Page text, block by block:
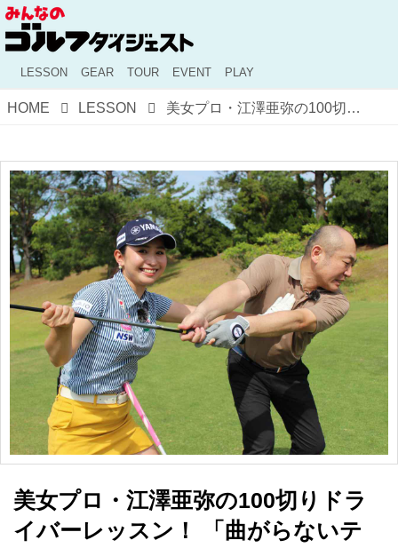
LESSON GEAR TOUR EVENT PLAY
HOME LESSON 美女プロ・江澤亜弥の100切りドライバーレッスン！ 「曲がらないティショット」を打つための基本をおさらいしよう【動画あり】
美女プロ・江澤亜弥の100切りドラ
イバーレッスン！ 「曲がらないテ